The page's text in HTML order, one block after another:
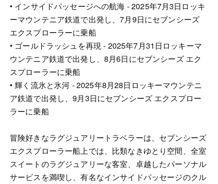
• インサイドパッセージへの航海 - 2025年7月3日ロッキ
ーマウンテニア鉄道で出発し、7月9日にセブンシーズ
エクスプローラーに乗船
• ゴールドラッシュを再現 - 2025年7月31日ロッキーマ
ウンテニア鉄道で出発し、8月6日にセブンシーズ エク
スプローラーに乗船
• 輝く流氷と氷河 - 2025年8月28日ロッキーマウンテニ
ア鉄道で出発し、9月3日にセブンシーズ エクスプロー
ラーに乗船
冒険好きなラグジュアリートラベラーは、セブンシーズ
エクスプローラー船上では、比類なきゆとり空間、全室
スイートのラグジュアリーな客室、卓越したパーソナル
サービスを満喫し、有名なインサイドパッセージのクル